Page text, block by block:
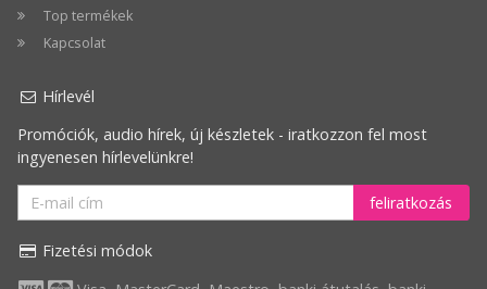
Top termékek
Kapcsolat
Hírlevél
Promóciók, audio hírek, új készletek - iratkozzon fel most
ingyenesen hírlevelünkre!
feliratkozás
Fizetési módok